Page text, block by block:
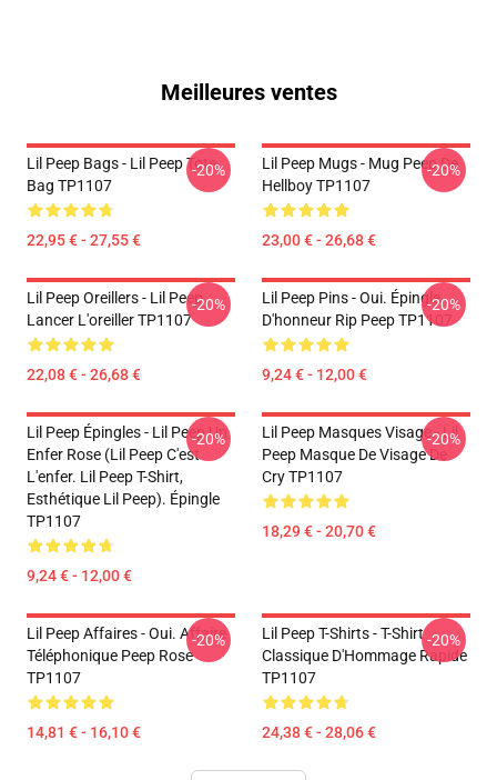
Meilleures ventes
Lil Peep Bags - Lil Peep Tote
Bag TP1107
22,95 € - 27,55 €
-20%
Lil Peep Mugs - Mug Peep De
Hellboy TP1107
23,00 € - 26,68 €
-20%
Lil Peep Oreillers - Lil Peep
Lancer L'oreiller TP1107
22,08 € - 26,68 €
-20%
Lil Peep Pins - Oui. Épingle
D'honneur Rip Peep TP1107
9,24 € - 12,00 €
-20%
Lil Peep Épingles - Lil Peep Un
Enfer Rose (Lil Peep C'est
L'enfer. Lil Peep T-Shirt,
Esthétique Lil Peep). Épingle
TP1107
9,24 € - 12,00 €
-20%
Lil Peep Masques Visage - Lil
Peep Masque De Visage De
Cry TP1107
18,29 € - 20,70 €
-20%
Lil Peep Affaires - Oui. Affaire
Téléphonique Peep Rose
TP1107
14,81 € - 16,10 €
-20%
Lil Peep T-Shirts - T-Shirt
Classique D'Hommage Rapide
TP1107
24,38 € - 28,06 €
-20%